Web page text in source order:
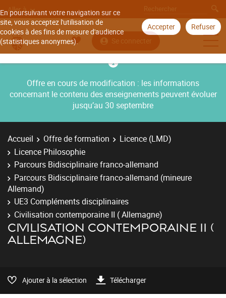
En poursuivant votre navigation sur ce
site, vous acceptez l'utilisation de
cookies à des fins de mesure d'audience
(statistiques anonymes).
Accepter Refuser
Aller à
Se connecter
Offre en cours de modification : les informations
concernant le contenu des enseignements peuvent évoluer
jusqu’au 30 septembre
Accueil Offre de formation
Licence (LMD)
Licence Philosophie
Parcours Bidisciplinaire franco-allemand
Parcours Bidisciplinaire franco-allemand (mineure
Allemand)
UE3 Compléments disciplinaires
Civilisation contemporaine II ( Allemagne)
CIVILISATION CONTEMPORAINE II (
ALLEMAGNE)
Ajouter à la sélection Télécharger